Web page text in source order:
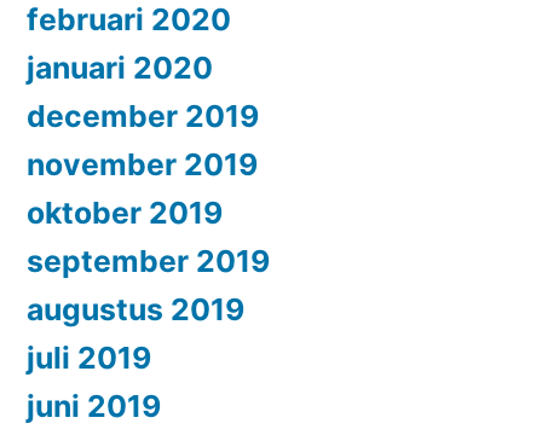
februari 2020
januari 2020
december 2019
november 2019
oktober 2019
september 2019
augustus 2019
juli 2019
juni 2019